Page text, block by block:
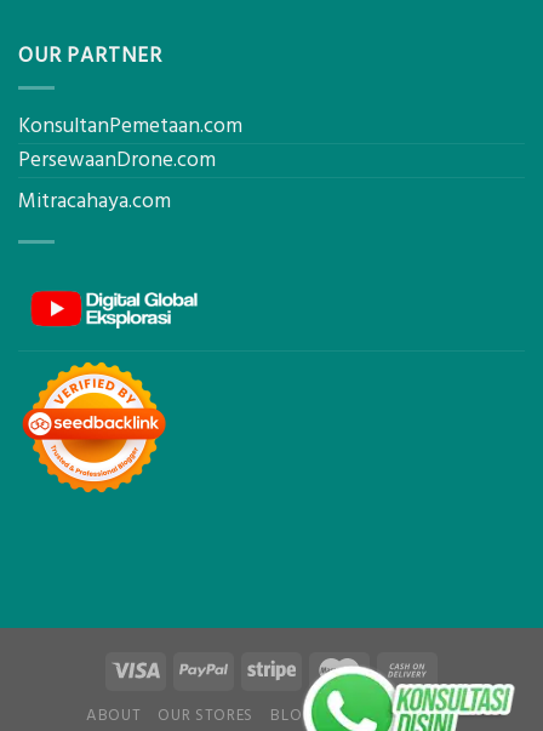
OUR PARTNER
KonsultanPemetaan.com
PersewaanDrone.com
Mitracahaya.com
ABOUT OUR STORES BLOG CONTACT FAQ